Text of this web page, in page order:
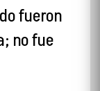
fueron
no fue